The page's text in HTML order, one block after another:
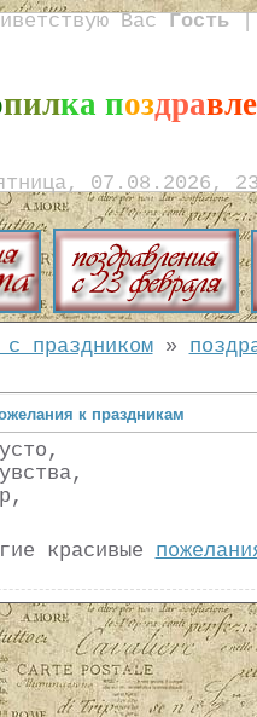
Вас Гость
пилка поздравле
07.08.2026,
с праздником»
к праздникам
красивые